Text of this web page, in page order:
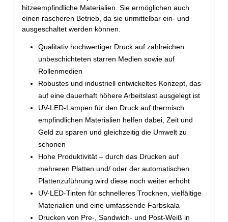
hitzeempfindliche Materialien. Sie ermöglichen auch
einen rascheren Betrieb, da sie unmittelbar ein- und
ausgeschaltet werden können.
Qualitativ hochwertiger Druck auf zahlreichen
unbeschichteten starren Medien sowie auf
Rollenmedien
Robustes und industriell entwickeltes Konzept, das
auf eine dauerhaft höhere Arbeitslast ausgelegt ist
UV-LED-Lampen für den Druck auf thermisch
empfindlichen Materialien helfen dabei, Zeit und
Geld zu sparen und gleichzeitig die Umwelt zu
schonen
Hohe Produktivität – durch das Drucken auf
mehreren Platten und/ oder der automatischen
Plattenzuführung wird diese noch weiter erhöht
UV-LED-Tinten für schnelleres Trocknen, vielfältige
Materialien und eine umfassende Farbskala
Drucken von Pre-, Sandwich- und Post-Weiß in